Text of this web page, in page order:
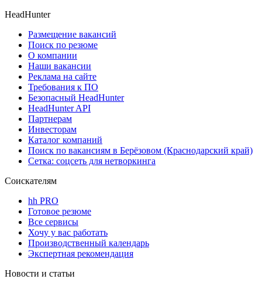
HeadHunter
Размещение вакансий
Поиск по резюме
О компании
Наши вакансии
Реклама на сайте
Требования к ПО
Безопасный HeadHunter
HeadHunter API
Партнерам
Инвесторам
Каталог компаний
Поиск по вакансиям в Берёзовом (Краснодарский край)
Сетка: соцсеть для нетворкинга
Соискателям
hh PRO
Готовое резюме
Все сервисы
Хочу у вас работать
Производственный календарь
Экспертная рекомендация
Новости и статьи